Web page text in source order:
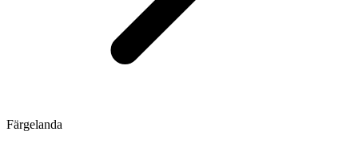
Färgelanda